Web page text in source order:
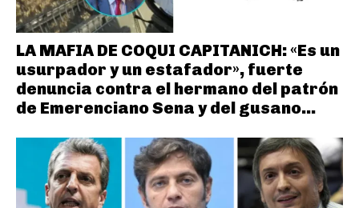
LA MAFIA DE COQUI CAPITANICH: «Es un
usurpador y un estafador», fuerte
denuncia contra el hermano del patrón
de Emerenciano Sena y del gusano...